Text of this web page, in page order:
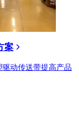
案
驱动传送带提高产品